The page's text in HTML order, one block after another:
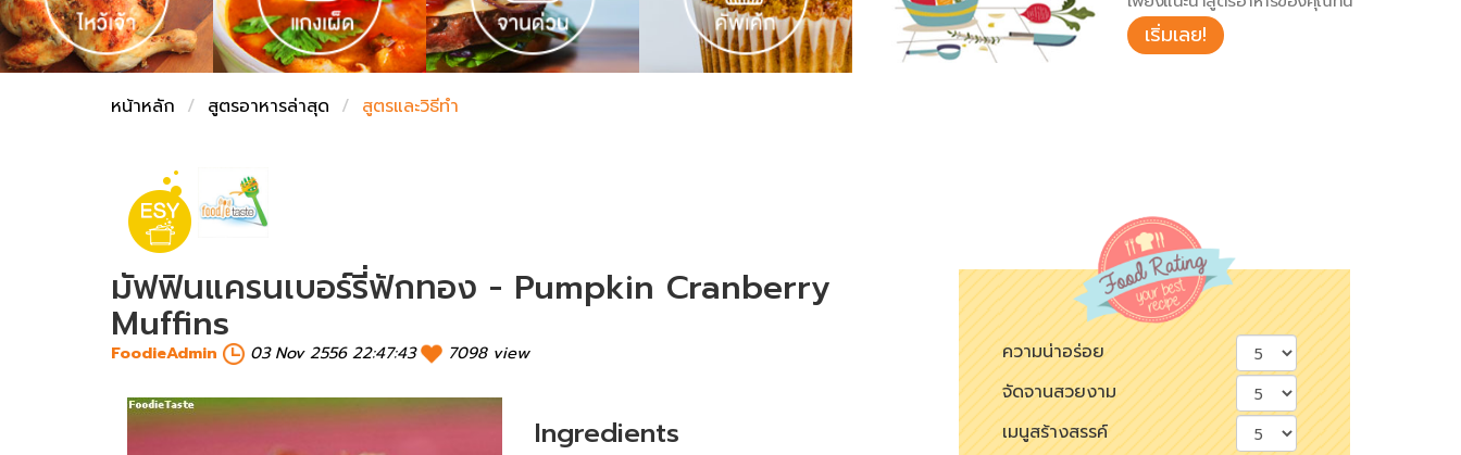
เริ่มเลย!
หน้าหลัก สูตรอาหารล่าสุด สูตรและวิธีทำ
มัฟฟินแครนเบอร์รี่ฟักทอง - Pumpkin Cranberry
Muffins
FoodieAdmin 03 Nov 2556 22:47:43 7098 view
Ingredients
ความน่าอร่อย
จัดจานสวยงาม
เมนูสร้างสรรค์